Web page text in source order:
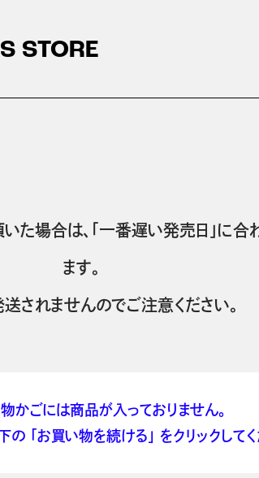
STORE
場合は、「一番遅い発売日」に合
ます。
されませんのでご注意ください。
かごには商品が入っておりません。
「お買い物を続ける」 をクリックしてく